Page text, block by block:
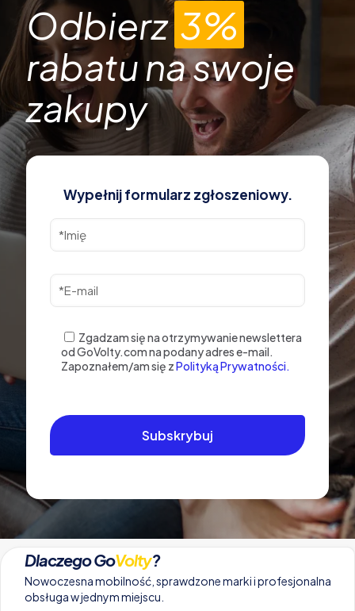
Odbierz3%
rabatu na swoje
zakupy
Wypełnij formularz zgłoszeniowy.
Zgadzam się na otrzymywanie newslettera
od GoVolty.com na podany adres e-mail.
Zapoznałem/am się zPolityką Prywatności.
Dlaczego GoVolty?
Nowoczesna mobilność, sprawdzone marki i profesjonalna
obsługa w jednym miejscu.